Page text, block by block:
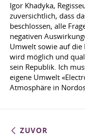
Igor Khadyka,
zuversichtlich, dass
beschlossen, alle
negativen
Umwelt sowie auf die
wird möglich und
sein Republik. Ich
eigene Umwelt
Atmosphäre in
ZUVOR